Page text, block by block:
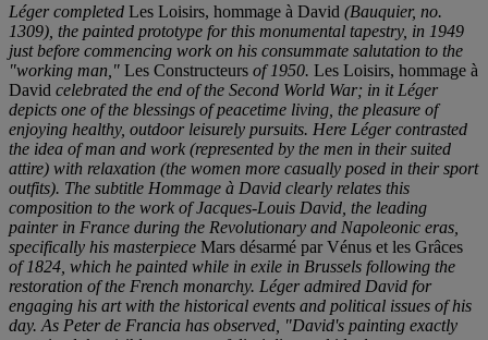
Léger completed Les Loisirs, hommage à David (Bauquier, no.
1309), the painted prototype for this monumental tapestry, in 1949
just before commencing work on his consummate salutation to the
"working man," Les Constructeurs of 1950. Les Loisirs, hommage à
David celebrated the end of the Second World War; in it Léger
depicts one of the blessings of peacetime living, the pleasure of
enjoying healthy, outdoor leisurely pursuits. Here Léger contrasted
the idea of man and work (represented by the men in their suited
attire) with relaxation (the women more casually posed in their sport
outfits). The subtitle Hommage à David clearly relates this
composition to the work of Jacques-Louis David, the leading
painter in France during the Revolutionary and Napoleonic eras,
specifically his masterpiece Mars désarmé par Vénus et les Grâces
of 1824, which he painted while in exile in Brussels following the
restoration of the French monarchy. Léger admired David for
engaging his art with the historical events and political issues of his
day. As Peter de Francia has observed, "David's painting exactly